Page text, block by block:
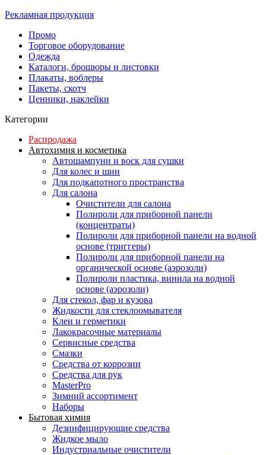
Рекламная продукция
Промо
Торговое оборудование
Одежда
Каталоги, брошюры и листовки
Плакаты, воблеры
Пакеты, скотч
Ценники, наклейки
Категории
Распродажа
Автохимия и косметика
Автошампуни и воск для сушки
Для колес и шин
Для подкапотного пространства
Для салона
Очистители для салона
Полироли для приборной панели
(концентраты)
Полироли для приборной панели на водной
основе (триггеры)
Полироли для приборной панели на
органической основе (аэрозоли)
Полироли пластика, винила на водной
основе (аэрозоли)
Для стекол, фар и кузова
Жидкости для стеклоомывателя
Клеи и герметики
Лакокрасочные материалы
Сервисные средства
Смазки
Средства от коррозии
Средства для рук
MasterPro
Зимний ассортимент
Наборы
Бытовая химия
Дезинфицирующие средства
Жидкое мыло
Индустриальные очистители